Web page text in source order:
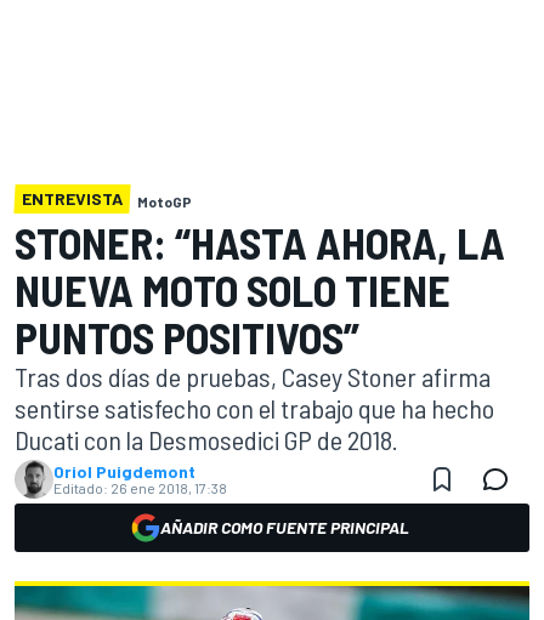
ENTREVISTA MotoGP
STONER: “HASTA AHORA, LA
NUEVA MOTO SOLO TIENE
PUNTOS POSITIVOS”
Tras dos días de pruebas, Casey Stoner afirma
sentirse satisfecho con el trabajo que ha hecho
Ducati con la Desmosedici GP de 2018.
Oriol Puigdemont
Editado: 26 ene 2018, 17:38
AÑADIR COMO FUENTE PRINCIPAL